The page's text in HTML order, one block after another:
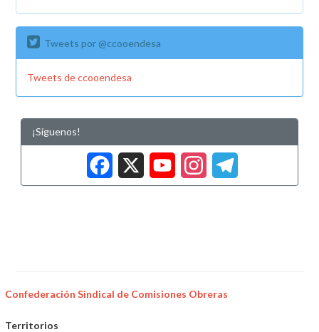
Tweets por @ccooendesa
Tweets de ccooendesa
¡Síguenos!
Facebook
X
Confederación Sindical de Comisiones Obreras
Territorios